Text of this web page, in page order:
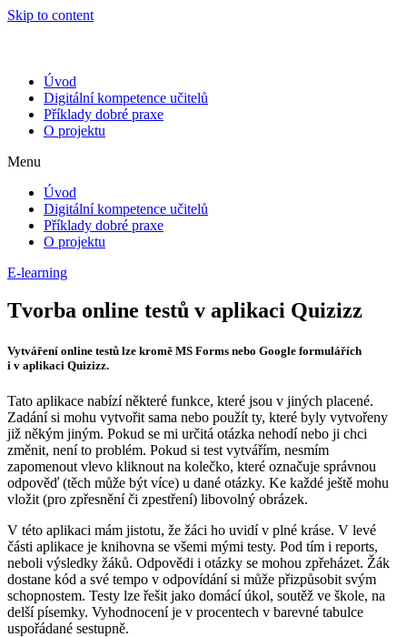
Skip to content
Úvod
Digitální kompetence učitelů
Příklady dobré praxe
O projektu
Menu
Úvod
Digitální kompetence učitelů
Příklady dobré praxe
O projektu
E-learning
Tvorba online testů v aplikaci Quizizz
Vytváření online testů lze kromě MS Forms nebo Google formulářích
i v aplikaci Quizizz.
Tato aplikace nabízí některé funkce, které jsou v jiných placené.
Zadání si mohu vytvořit sama nebo použít ty, které byly vytvořeny
již někým jiným. Pokud se mi určitá otázka nehodí nebo ji chci
změnit, není to problém. Pokud si test vytvářím, nesmím
zapomenout vlevo kliknout na kolečko, které označuje správnou
odpověď (těch může být více) u dané otázky. Ke každé ještě mohu
vložit (pro zpřesnění či zpestření) libovolný obrázek.
V této aplikaci mám jistotu, že žáci ho uvidí v plné kráse. V levé
části aplikace je knihovna se všemi mými testy. Pod tím i reports,
neboli výsledky žáků. Odpovědi i otázky se mohou zpřeházet. Žák
dostane kód a své tempo v odpovídání si může přizpůsobit svým
schopnostem. Testy lze řešit jako domácí úkol, soutěž ve škole, na
delší písemky. Vyhodnocení je v procentech v barevné tabulce
uspořádané sestupně.